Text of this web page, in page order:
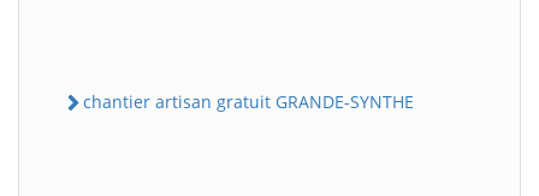
chantier artisan gratuit GRANDE-SYNTHE